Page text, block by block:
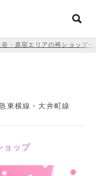
谷・原宿エリアの袴ショップ一
東横線・大井町線
ョップ